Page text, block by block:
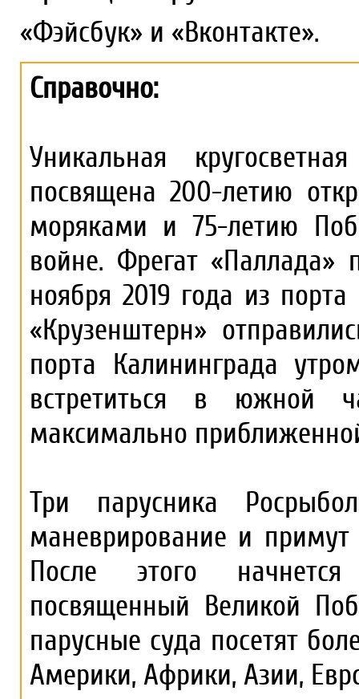
«Фэйсбук» и «Вконтакте».
Справочно:
Уникальная
посвящена 200-летию
моряками и 75-летию
войне. Фрегат «Паллада»
ноября 2019 года из
«Крузенштерн»
порта Калининграда
встретиться в южной
максимально
Три парусника
маневрирование и
После этого
посвященный Великой
парусные суда посетят
Америки, Африки, Азии,